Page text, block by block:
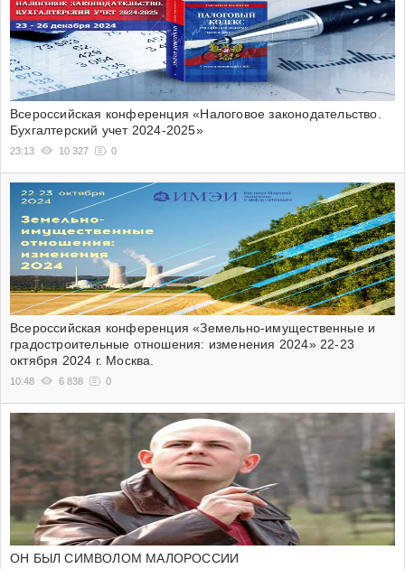
Всероссийская конференция «Налоговое законодательство.
Бухгалтерский учет 2024-2025»
23:13 10 327 0
Всероссийская конференция «Земельно-имущественные и
градостроительные отношения: изменения 2024» 22-23
октября 2024 г. Москва.
10:48 6 838 0
ОН БЫЛ СИМВОЛОМ МАЛОРОССИИ